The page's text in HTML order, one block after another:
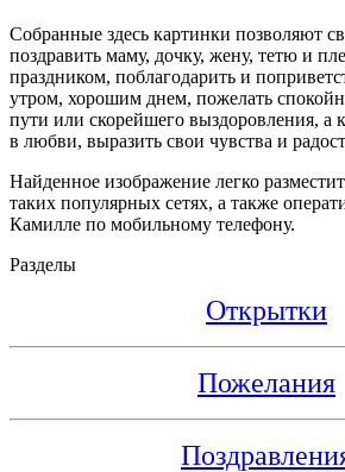
Собранные здесь картинки позволяют
поздравить маму, дочку, жену, тетю и
праздником, поблагодарить и
утром, хорошим днем, пожелать
пути или скорейшего выздоровления, а
в любви, выразить свои чувства и
Найденное изображение легко
таких популярных сетях, а также
Камилле по мобильному телефону.
Разделы
Открытки
Пожелания